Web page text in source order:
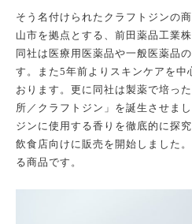
そう名付けられたクラフトジンの
山市を拠点とする、前田薬品工業株
同社は医療用医薬品や一般医薬品
す。また5年前よりスキンケアを中
おります。更に同社は製薬で培っ
所／クラフトジン」を誕生させまし
ジンに使用する香りを徹底的に探
飲食店向けに販売を開始しました
る商品です。